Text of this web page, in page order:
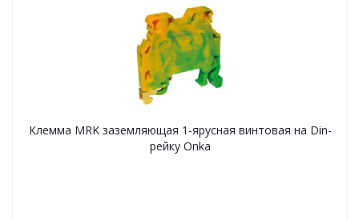
Клемма MRK заземляющая 1-ярусная винтовая на Din-
рейку Onka